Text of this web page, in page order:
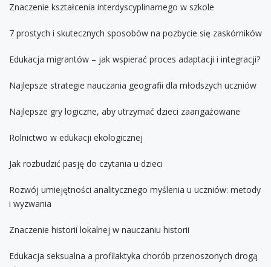
Znaczenie kształcenia interdyscyplinarnego w szkole
7 prostych i skutecznych sposobów na pozbycie się zaskórników
Edukacja migrantów – jak wspierać proces adaptacji i integracji?
Najlepsze strategie nauczania geografii dla młodszych uczniów
Najlepsze gry logiczne, aby utrzymać dzieci zaangażowane
Rolnictwo w edukacji ekologicznej
Jak rozbudzić pasję do czytania u dzieci
Rozwój umiejętności analitycznego myślenia u uczniów: metody
i wyzwania
Znaczenie historii lokalnej w nauczaniu historii
Edukacja seksualna a profilaktyka chorób przenoszonych drogą